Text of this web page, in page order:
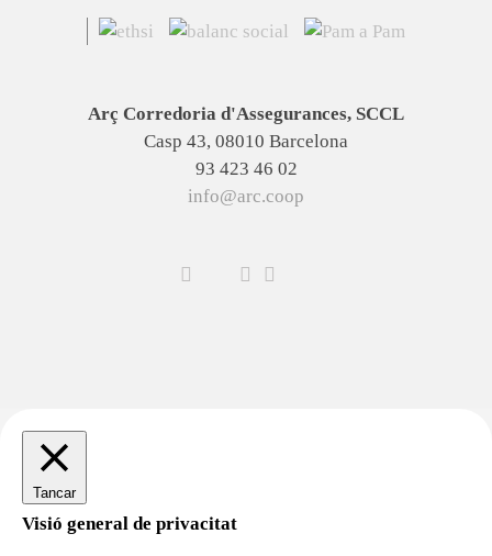
Arç Corredoria d'Assegurances, SCCL
Casp 43, 08010 Barcelona
93 423 46 02
info@arc.coop
Tancar
Visió general de privacitat